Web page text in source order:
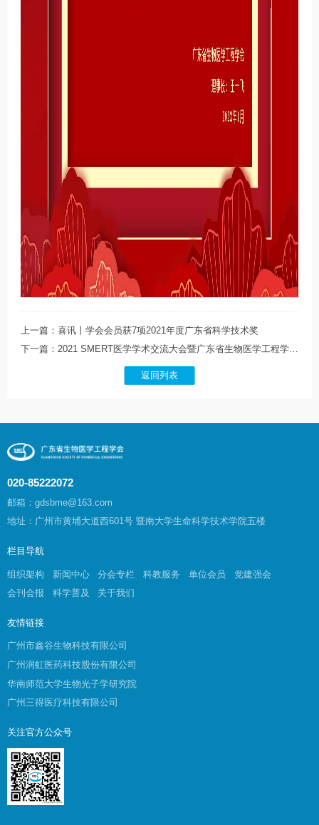
上一篇：喜讯丨学会会员获7项2021年度广东省科学技术奖
下一篇：2021 SMERT医学学术交流大会暨广东省生物医学工程学会重症医学工程分会成立大会暨第一届学术会议圆满召开
返回列表
020-85222072
邮箱：gdsbme@163.com
地址：广州市黄埔大道西601号 暨南大学生命科学技术学院五楼
栏目导航
组织架构 新闻中心 分会专栏 科教服务 单位会员
党建强会
会刊会报
科学普及 关于我们
友情链接
广州市鑫谷生物科技有限公司
广州润虹医药科技股份有限公司
华南师范大学生物光子学研究院
广州三得医疗科技有限公司
关注官方公众号